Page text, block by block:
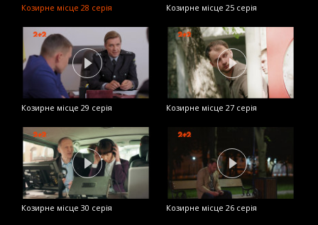
Козирне місце 28 серія Козирне місце 25 серія
Козирне місце 29 серія Козирне місце 27 серія
Козирне місце 30 серія Козирне місце 26 серія